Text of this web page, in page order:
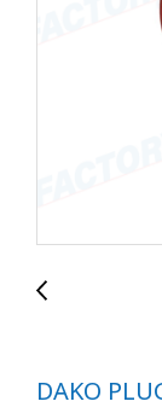
DAKO